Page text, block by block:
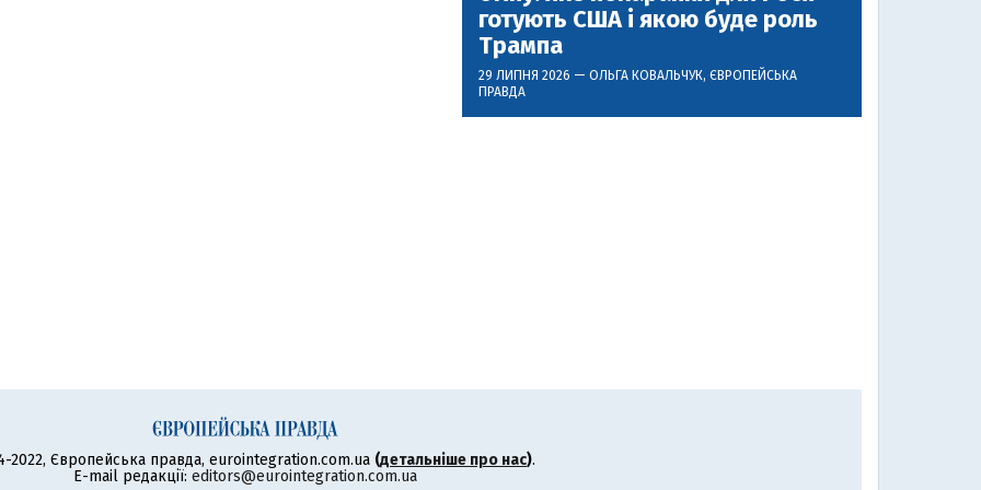
готують США і якою буде роль
Трампа
29 ЛИПНЯ 2026 — ОЛЬГА КОВАЛЬЧУК, ЄВРОПЕЙСЬКА
ПРАВДА
2022, Європейська правда, eurointegration.com.ua (детальніше про нас).
E-mail редакції: editors@eurointegration.com.ua